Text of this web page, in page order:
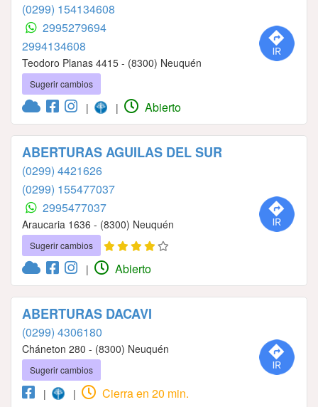
(0299) 154134608
2995279694
2994134608
Teodoro Planas 4415 - (8300) Neuquén
Sugerir cambios
| | Abierto
ABERTURAS AGUILAS DEL SUR
(0299) 4421626
(0299) 155477037
2995477037
Araucaria 1636 - (8300) Neuquén
Sugerir cambios
| Abierto
ABERTURAS DACAVI
(0299) 4306180
Cháneton 280 - (8300) Neuquén
Sugerir cambios
| | Cierra en 20 min.